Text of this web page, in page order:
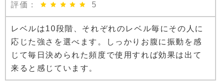
評価：
5
レベルは10段階、それぞれのレベル毎にその人に
応じた強さを選べます。しっかりお腹に振動を感
じて毎日決められた頻度で使用すれば効果は出て
来ると感じています。